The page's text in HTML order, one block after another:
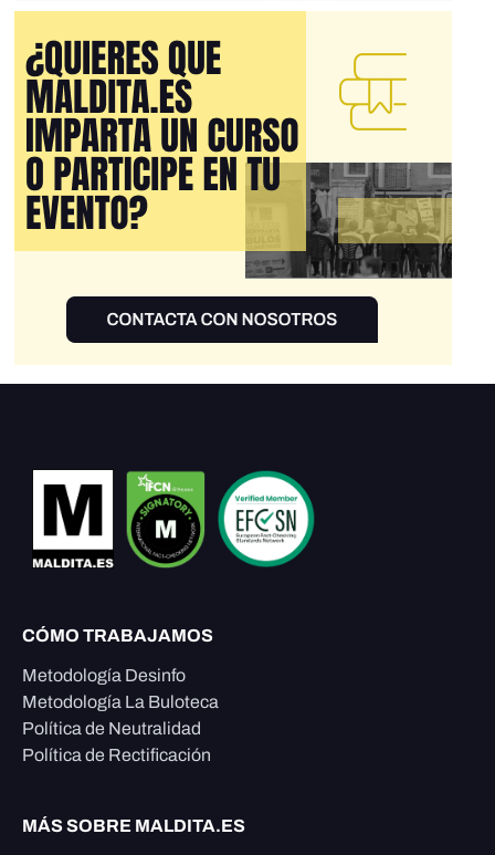
CÓMO TRABAJAMOS
Metodología Desinfo
Metodología La Buloteca
Política de Neutralidad
Política de Rectificación
MÁS SOBRE MALDITA.ES